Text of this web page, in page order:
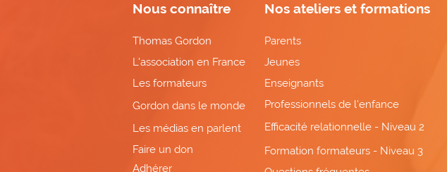
Nos ateliers et formations
Parents
Jeunes
Enseignants
Professionnels de l'enfance
Efficacité relationnelle - Niveau 2
Formation formateurs - Niveau 3
Nous connaître
Thomas Gordon
L'association en France
Les formateurs
Gordon dans le monde
Les médias en parlent
Adhérer
Faire un don